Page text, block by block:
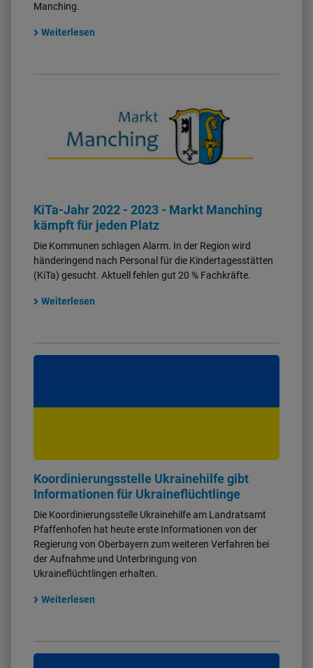
Manching.
Weiterlesen
KiTa-Jahr 2022 - 2023 - Markt Manching
kämpft für jeden Platz
Die Kommunen schlagen Alarm. In der Region wird
händeringend nach Personal für die Kindertagesstätten
(KiTa) gesucht. Aktuell fehlen gut 20 % Fachkräfte.
Weiterlesen
Koordinierungsstelle Ukrainehilfe gibt
Informationen für Ukraineflüchtlinge
Die Koordinierungsstelle Ukrainehilfe am Landratsamt
Pfaffenhofen hat heute erste Informationen von der
Regierung von Oberbayern zum weiteren Verfahren bei
der Aufnahme und Unterbringung von
Ukraineflüchtlingen erhalten.
Weiterlesen